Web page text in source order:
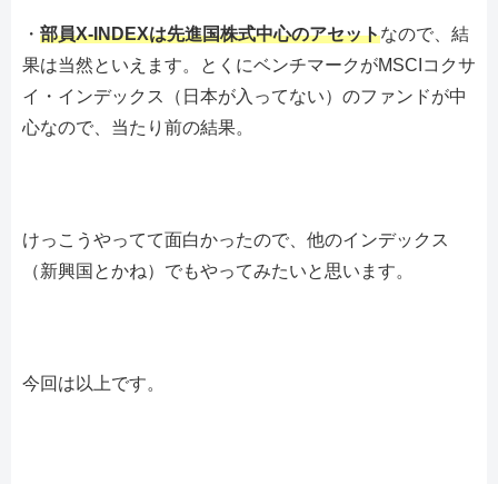
・ 部員X-INDEXは先進国株式中心のアセットなので、結
果は当然といえます。とくにベンチマークがMSCIコクサ
イ・インデックス（日本が入ってない）のファンドが中
心なので、当たり前の結果。
けっこうやってて面白かったので、他のインデックス
（新興国とかね）でもやってみたいと思います。
今回は以上です。